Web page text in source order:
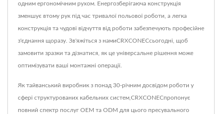
одним ергономічним рухом. Енергозберігаюча конструкція
зменшує втому рук під час тривалої польової роботи, а легка
конструкція та чудові відчуття від роботи забезпечують професійне
з'єднання щоразу. Зв'яжіться з намиCRXCONECсьогодні, щоб
замовити зразки та дізнатися, як це універсальне рішення може
оптимізувати ваші монтажні операції.
Як тайванський виробник з понад 30-річним досвідом роботи у
сфері структурованих кабельних систем,CRXCONECпропонує
повний спектр послуг OEM та ODM для цього пресувального